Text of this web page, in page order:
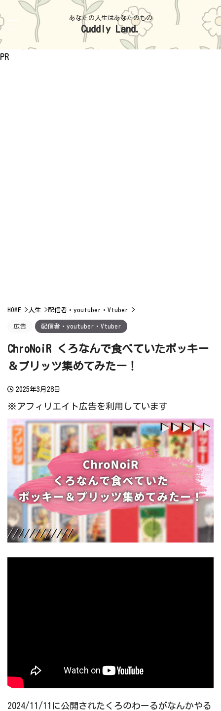
あなたの人生はあなたのもの
Cuddly Land.
PR
HOME > 人生 >配信者・youtuber・Vtuber >
広告 配信者・youtuber・Vtuber
ChroNoiR くろなんで食べていたポッキー
＆プリッツ集めてみたー！
2025年3月28日
※アフィリエイト広告を利用しています
2024/11/11に公開されたくろのわーるがなんかやる